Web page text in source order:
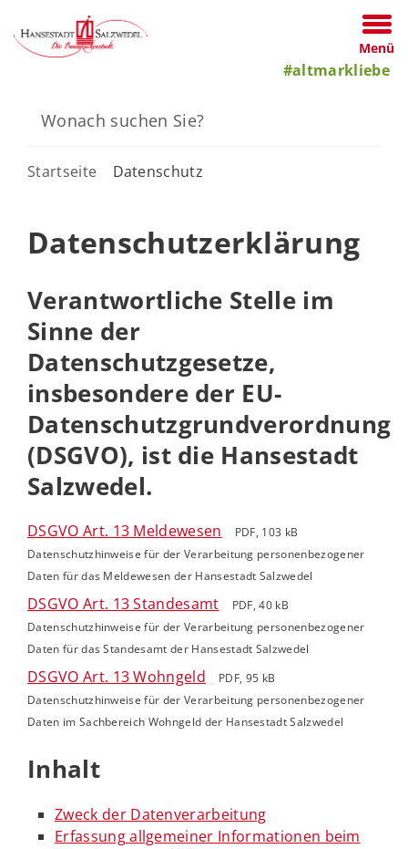
Menü
#altmarkliebe
Startseite Datenschutz
Datenschutzerklärung
Verantwortliche Stelle im
Sinne der
Datenschutzgesetze,
insbesondere der EU-
Datenschutzgrundverordnung
(DSGVO), ist die Hansestadt
Salzwedel.
DSGVO Art. 13 Meldewesen
PDF, 103 kB
Datenschutzhinweise für der Verarbeitung personenbezogener
Daten für das Meldewesen der Hansestadt Salzwedel
DSGVO Art. 13 Standesamt
PDF, 40 kB
Datenschutzhinweise für der Verarbeitung personenbezogener
Daten für das Standesamt der Hansestadt Salzwedel
DSGVO Art. 13 Wohngeld
PDF, 95 kB
Datenschutzhinweise für der Verarbeitung personenbezogener
Daten im Sachbereich Wohngeld der Hansestadt Salzwedel
Inhalt
Zweck der Datenverarbeitung
Erfassung allgemeiner Informationen beim